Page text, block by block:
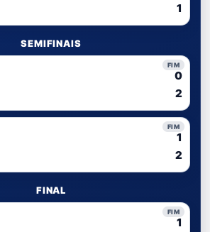
1
SEMIFINAIS
FIM
0
2
FIM
1
2
FINAL
FIM
1